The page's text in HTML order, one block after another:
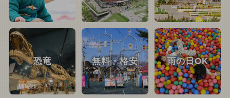
恐竜 無料・格安 雨の日OK